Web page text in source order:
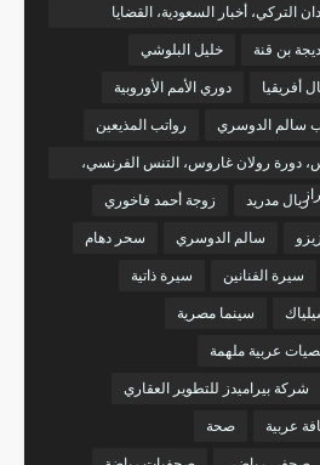
التركي، أخبار السعودية، القضايا
بن قنة خليل البلوشي
أفريقيا دوري الأمم الأوروبية
سالم الدوسري رواتب المذيعين
دورة رولان غاروس، التنس الفرنسي،
ريال مدريد زوجة أحمد فاخوري
زيزو سالم الدوسري سحر دهام
سيرة الفنانين سيرة ذاتية
سينما مصرية
عربية ملهمة
شركة بيراميدز للتطوير العقاري
عربية صحة